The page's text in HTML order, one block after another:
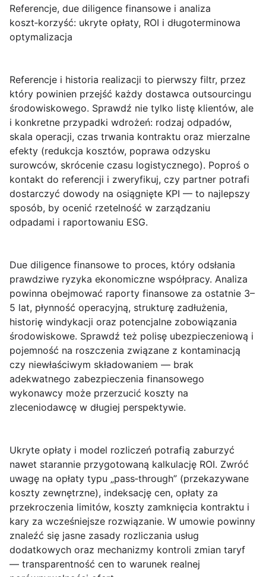
Referencje, due diligence finansowe i analiza
koszt‑korzyść: ukryte opłaty, ROI i długoterminowa
optymalizacja
Referencje i historia realizacji to pierwszy filtr, przez
który powinien przejść każdy dostawca outsourcingu
środowiskowego. Sprawdź nie tylko listę klientów, ale
i konkretne przypadki wdrożeń: rodzaj odpadów,
skala operacji, czas trwania kontraktu oraz mierzalne
efekty (redukcja kosztów, poprawa odzysku
surowców, skrócenie czasu logistycznego). Poproś o
kontakt do referencji i zweryfikuj, czy partner potrafi
dostarczyć dowody na osiągnięte KPI — to najlepszy
sposób, by ocenić rzetelność w zarządzaniu
odpadami i raportowaniu ESG.
Due diligence finansowe to proces, który odsłania
prawdziwe ryzyka ekonomiczne współpracy. Analiza
powinna obejmować raporty finansowe za ostatnie 3–
5 lat, płynność operacyjną, strukturę zadłużenia,
historię windykacji oraz potencjalne zobowiązania
środowiskowe. Sprawdź też polisę ubezpieczeniową i
pojemność na roszczenia związane z kontaminacją
czy niewłaściwym składowaniem — brak
adekwatnego zabezpieczenia finansowego
wykonawcy może przerzucić koszty na
zleceniodawcę w długiej perspektywie.
Ukryte opłaty i model rozliczeń potrafią zaburzyć
nawet starannie przygotowaną kalkulację ROI. Zwróć
uwagę na opłaty typu „pass‑through” (przekazywane
koszty zewnętrzne), indeksację cen, opłaty za
przekroczenia limitów, koszty zamknięcia kontraktu i
kary za wcześniejsze rozwiązanie. W umowie powinny
znaleźć się jasne zasady rozliczania usług
dodatkowych oraz mechanizmy kontroli zmian taryf
— transparentność cen to warunek realnej